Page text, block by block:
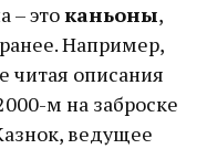
– этоканьоны,
Например,
читая описания
м на заброске
ведущее